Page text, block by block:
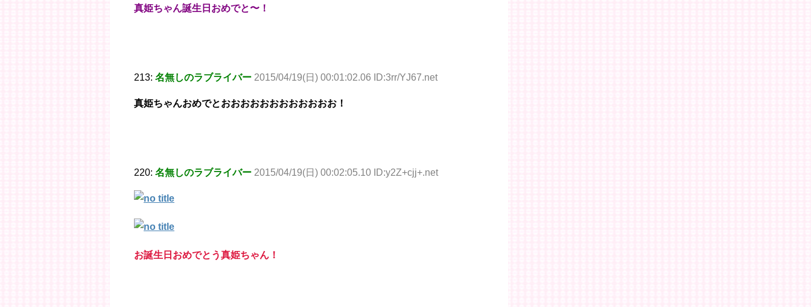
真姫ちゃん誕生日おめでと〜！
213: 名無しのラブライバー 2015/04/19(日) 00:01:02.06 ID:3rr/YJ67.net
真姫ちゃんおめでとおおおおおおおおおおおお！
220: 名無しのラブライバー 2015/04/19(日) 00:02:05.10 ID:y2Z+cjj+.net
お誕生日おめでとう真姫ちゃん！